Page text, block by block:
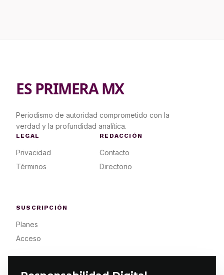
ES PRIMERA MX
Periodismo de autoridad comprometido con la
verdad y la profundidad analítica.
LEGAL
Privacidad
Términos
REDACCIÓN
Contacto
Directorio
SUSCRIPCIÓN
Planes
Acceso